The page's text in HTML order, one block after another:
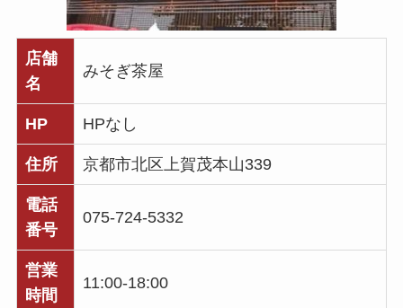
店舗
名
みそぎ茶屋
HP HPなし
住所 京都市北区上賀茂本山339
電話
番号
075-724-5332
営業
時間
11:00-18:00